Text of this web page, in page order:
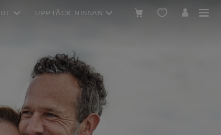
UPPTÄCK NISSAN